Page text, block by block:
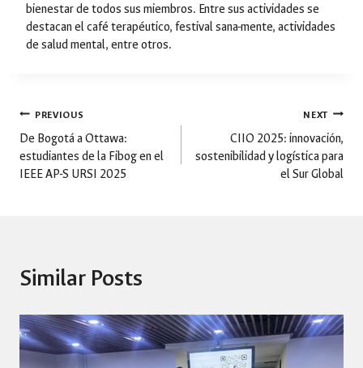
bienestar de todos sus miembros. Entre sus actividades se
destacan el café terapéutico, festival sana-mente, actividades
de salud mental, entre otros.
Post
navigation
PREVIOUS
De Bogotá a Ottawa:
estudiantes de la Fibog en el
IEEE AP-S URSI 2025
NEXT
CIIO 2025: innovación,
sostenibilidad y logística para
el Sur Global
Similar Posts